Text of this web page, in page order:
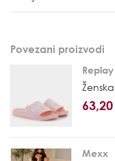
Povezani proizvodi
Replay
Mexx